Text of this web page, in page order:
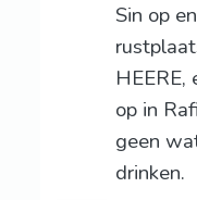
Sin op
HEERE,
op in
geen
drinken.